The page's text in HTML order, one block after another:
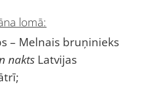
lomā:
– Melnais bruņinieks
nakts Latvijas